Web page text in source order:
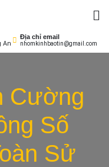
Tín
An
Địa chỉ email
nhomkinhbaotin@gmail.com
Cường
Số
Sử